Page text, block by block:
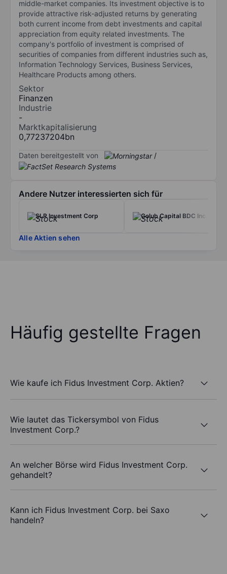
middle-market companies. Its investment objective is to
provide attractive risk-adjusted returns by generating
both current income from debt investments and capital
appreciation from equity related investments. The
company's portfolio of investment is comprised of
securities of companies from different industries such as,
Information Technology Services, Business Services,
Healthcare Products among others.
Sektor
Finanzen
Industrie
-
Marktkapitalisierung
0,77237204bn
Daten bereitgestellt von /
Andere Nutzer interessierten sich für
SLR Investment Corp Golub Capital BDC Inc.
Alle Aktien sehen
Häufig gestellte Fragen
Wie kaufe ich Fidus Investment Corp. Aktien?
Wie lautet das Tickersymbol von Fidus
Investment Corp.?
An welcher Börse wird Fidus Investment Corp.
gehandelt?
Kann ich Fidus Investment Corp. bei Saxo
handeln?